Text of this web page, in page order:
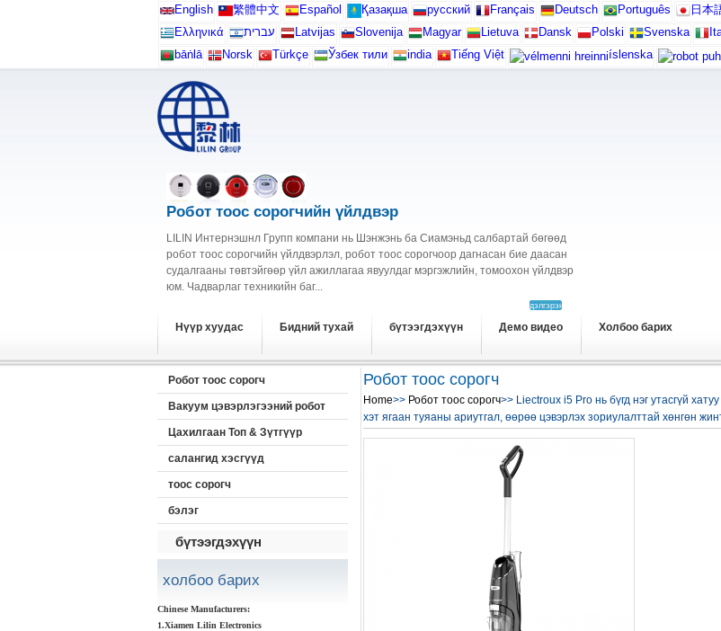
English 繁體中文 Español Қазақша русский Français Deutsch Português 日本
Ελληνικά
עברית Latvijas Slovenija Magyar Lietuva Dansk Polski Svenska
bāṅlā
Norsk Türkçe Ўзбек тили india Tiếng Việt íslenska
Робот тоос сорогчийн үйлдвэр
LILIN Интернэшнл Групп компани нь Шэнжэнь ба Сиамэньд салбартай бөгөөд
робот тоос сорогчийн үйлдвэрлэл, робот тоос сорогчоор дагнасан бие даасан
судалгааны төвтэйгөөр үйл ажиллагаа явуулдаг мэргэжлийн, томоохон үйлдвэр
юм. Чадварлаг техникийн баг...
дэлгэрэнгүй
Нүүр хуудас Бидний тухай бүтээгдэхүүн Демо видео Холбоо барих
Робот тоос сорогч
Вакуум цэвэрлэгээний робот
Цахилгаан Топ & Зүтгүүр
салангид хэсгүүд
тоос сорогч
бэлэг
бүтээгдэхүүн
холбоо барих
Chinese Manufacturers:
1.Xiamen Lilin Electronics
Робот тоос сорогч
Home>> Робот тоос сорогч>> Liectroux i5 Pro нь бүгд нэг утасгүй
хэт ягаан туяаны ариутгал, өөрөө цэвэрлэх зориулалттай хөнгөн